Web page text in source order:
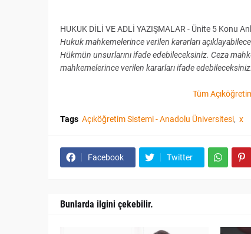
HUKUK DİLİ VE ADLİ YAZIŞMALAR - Ünite 5 Konu
Hukuk mahkemelerince verilen kararları
Hükmün unsurlarını ifade edebileceksiniz. Ceza
mahkemelerince verilen kararları ifade edebileceksiniz.
Tüm
Tags Açıköğretim Sistemi - Anadolu Üniversitesi x
Facebook Twitter
Bunlarda ilgini çekebilir.